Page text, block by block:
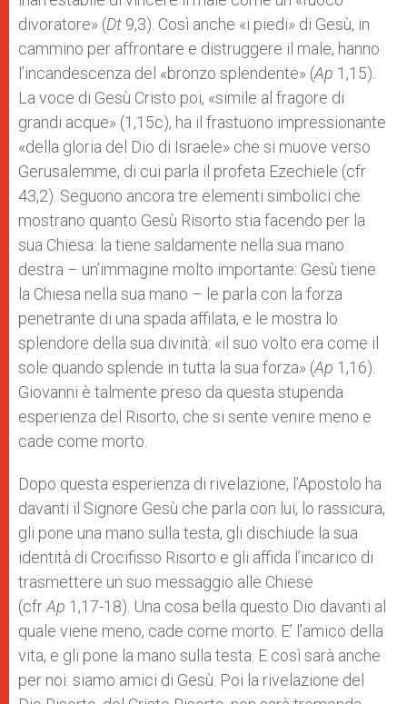
divoratore» (Dt 9,3). Così anche «i piedi» di Gesù, in
cammino per affrontare e distruggere il male, hanno
l’incandescenza del «bronzo splendente» (Ap 1,15).
La voce di Gesù Cristo poi, «simile al fragore di
grandi acque» (1,15c), ha il frastuono impressionante
«della gloria del Dio di Israele» che si muove verso
Gerusalemme, di cui parla il profeta Ezechiele (cfr
43,2). Seguono ancora tre elementi simbolici che
mostrano quanto Gesù Risorto stia facendo per la
sua Chiesa: la tiene saldamente nella sua mano
destra – un’immagine molto importante: Gesù tiene
la Chiesa nella sua mano – le parla con la forza
penetrante di una spada affilata, e le mostra lo
splendore della sua divinità: «il suo volto era come il
sole quando splende in tutta la sua forza» (Ap 1,16).
Giovanni è talmente preso da questa stupenda
esperienza del Risorto, che si sente venire meno e
cade come morto.
Dopo questa esperienza di rivelazione, l’Apostolo ha
davanti il Signore Gesù che parla con lui, lo rassicura,
gli pone una mano sulla testa, gli dischiude la sua
identità di Crocifisso Risorto e gli affida l’incarico di
trasmettere un suo messaggio alle Chiese
(cfrAp 1,17-18). Una cosa bella questo Dio davanti al
quale viene meno, cade come morto. E’ l’amico della
vita, e gli pone la mano sulla testa. E così sarà anche
per noi: siamo amici di Gesù. Poi la rivelazione del